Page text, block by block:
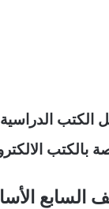
بالكتب
السابع